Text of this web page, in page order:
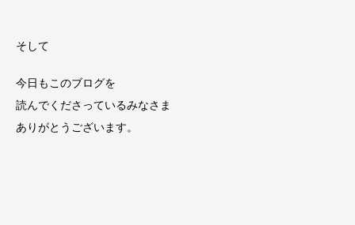
そして
今日もこのブログを
読んでくださっているみなさま
ありがとうございます。